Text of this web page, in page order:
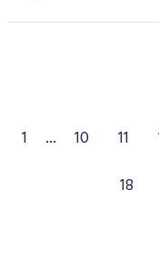
1 ... 10 11
18